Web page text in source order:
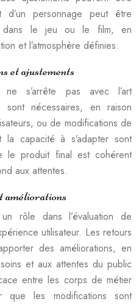
d’un personnage peut être
dans le jeu ou le film, en
et l’atmosphère définies.
et ajustements
s’arrête pas avec l’art
sont nécessaires, en raison
ou de modifications de
capacité à s’adapter sont
le produit final est cohérent
aux attentes.
améliorations
rôle dans l’évaluation de
utilisateur. Les retours
des améliorations, en
et aux attentes du public
entre les corps de métier
que les modifications sont